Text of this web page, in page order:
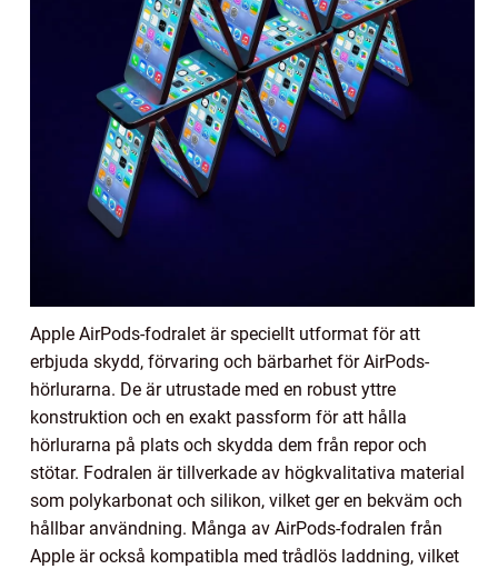
Apple AirPods-fodralet är speciellt utformat för att
erbjuda skydd, förvaring och bärbarhet för AirPods-
hörlurarna. De är utrustade med en robust yttre
konstruktion och en exakt passform för att hålla
hörlurarna på plats och skydda dem från repor och
stötar. Fodralen är tillverkade av högkvalitativa material
som polykarbonat och silikon, vilket ger en bekväm och
hållbar användning. Många av AirPods-fodralen från
Apple är också kompatibla med trådlös laddning, vilket